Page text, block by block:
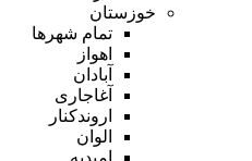
خوزستان
تمام شهر‌ها
اهواز
آبادان
آغاجاری
اروندکنار
الوان
امیدیه